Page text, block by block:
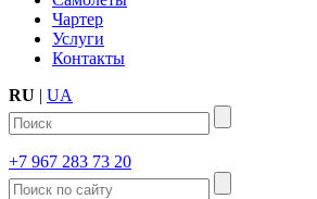
Чартер
Услуги
Контакты
RU | UA
+7 967 283 73 20